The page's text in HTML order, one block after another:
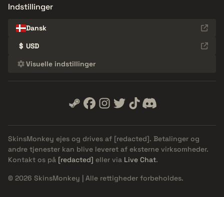
Indstillinger
Dansk
$ USD
Visuelle indstillinger
SkinsMonkey ejes og drives af [redacted]. Betalinger og
andre tjenester kan blive leveret af eksterne virksomheder.
Kontakt os på [redacted] eller via Live Chat.
© 2026 SkinsMonkey | Alle rettigheder forbeholdes.